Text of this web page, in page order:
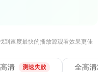
到速度最快的播放源观看效果更佳
清 测速失败 全高清2